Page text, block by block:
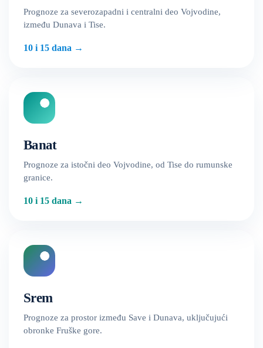
Prognoze za severozapadni i centralni deo Vojvodine,
između Dunava i Tise.
10 i 15 dana →
Banat
Prognoze za istočni deo Vojvodine, od Tise do rumunske
granice.
10 i 15 dana →
Srem
Prognoze za prostor između Save i Dunava, uključujući
obronke Fruške gore.